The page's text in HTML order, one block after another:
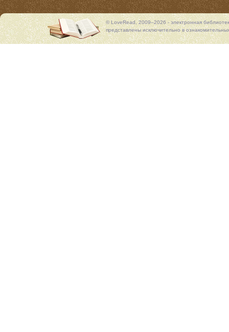
© LoveRead, 2009–2026 - электронная
представлены исключительно в